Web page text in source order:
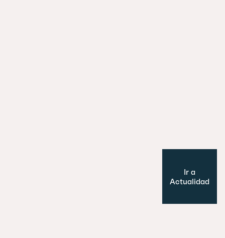
Ir a
Actualidad